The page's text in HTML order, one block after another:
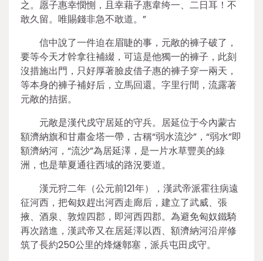
之。愿子惠幸憫惻，且幸藉子惠韋绔一、二日耳！不
敢久留。唯賜錢非急不敢道。”
信中說了一件迫在眉睫的事，元敞的褲子破了，
要等今天才幹拿往補綴，可這是他獨一的褲子，此刻
沒措施出門，只好厚著臉皮借子惠的褲子穿一兩天，
等本身的褲子補好后，立馬回還。字里行間，流露著
元敞的拮据。
元敞是漢代戍守居延的守兵。居延位于今內蒙古
額濟納旗和甘肅金塔一帶，古稱“弱水流沙”，“弱水”即
額濟納河，“流沙”為居延澤，是一片水草豐美的綠
洲，也是華夏通往西域的路況要道。
漢元狩二年（公元前121年），漢武帝派霍往病遠
征河西，把匈奴趕出河西走廊后，建立了武威、張
掖、酒泉、敦煌四郡，即河西四郡。為避免匈奴鐵騎
再次踏進，漢武帝又在居延澤以西、額濟納河沿岸修
筑了長約250公里的烽燧鄣塞，派兵屯田戍守。